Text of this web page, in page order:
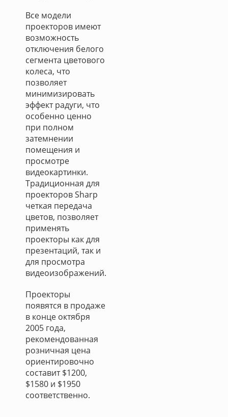
Все модели
проекторов имеют
возможность
отключения белого
сегмента цветового
колеса, что
позволяет
минимизировать
эффект радуги, что
особенно ценно
при полном
затемнении
помещения и
просмотре
видеокартинки.
Традиционная для
проекторов Sharp
четкая передача
цветов, позволяет
применять
проекторы как для
презентаций, так и
для просмотра
видеоизображений.
Проекторы
появятся в продаже
в конце октября
2005 года,
рекомендованная
розничная цена
ориентировочно
составит $1200,
$1580 и $1950
соответственно.